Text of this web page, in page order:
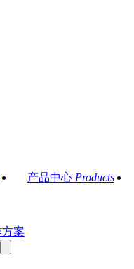
产品中心 Products